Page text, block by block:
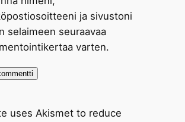
ja sivustoni
selaimeen seuraavaa
varten.
uses Akismet to reduce